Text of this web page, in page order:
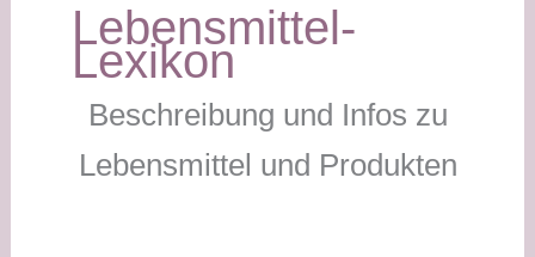
Lebensmittel-
Lexikon
Beschreibung und Infos zu
Lebensmittel und Produkten